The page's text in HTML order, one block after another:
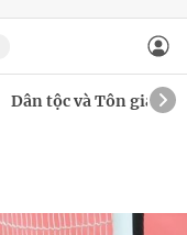
Dân tộc và Tôn giáo